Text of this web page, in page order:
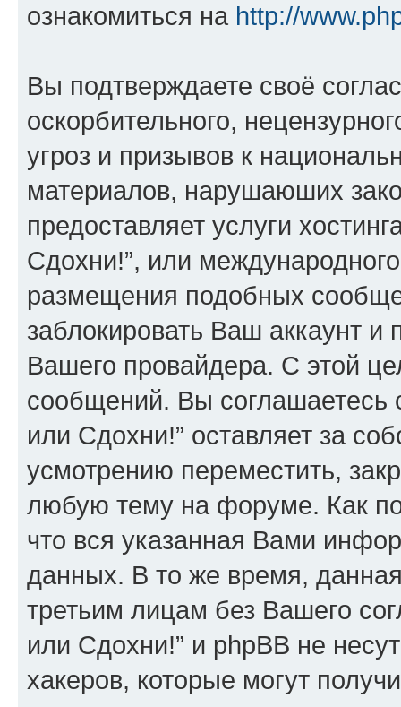
ознакомиться на http://
Вы подтверждаете своё
оскорбительного,
угроз и призывов к
материалов, нарушаюших
предоставляет услуги
Сдохни!”, или
размещения подобных
заблокировать Ваш аккаунт и
Вашего провайдера. С этой
сообщений. Вы соглашаетесь
или Сдохни!” оставляет за
усмотрению переместить,
любую тему на форуме. Как
что вся указанная Вами
данных. В то же время,
третьим лицам без Вашего
или Сдохни!” и phpBB не
хакеров, которые могут